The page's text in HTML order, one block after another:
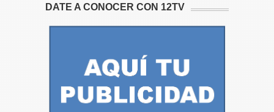
DATE A CONOCER CON 12TV